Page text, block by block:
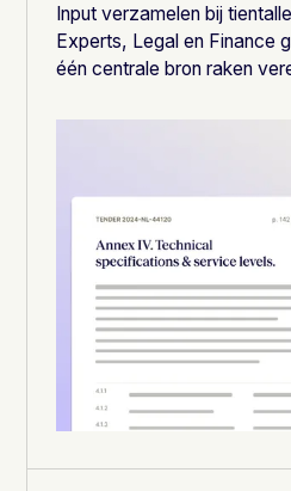
Input verzamelen bij
Experts, Legal en Finance
één centrale bron raken